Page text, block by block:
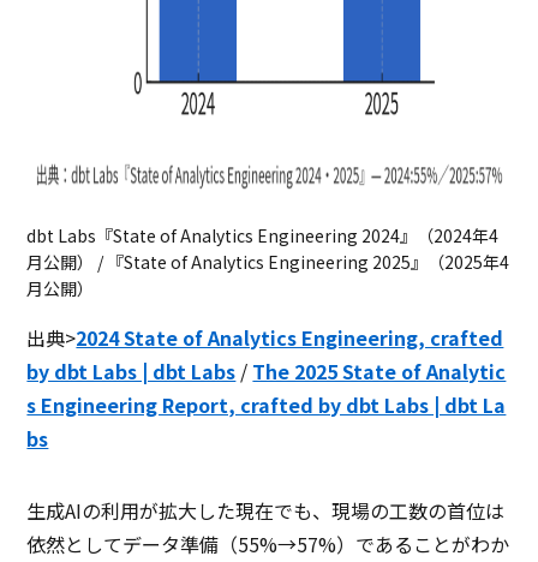
dbt Labs『State of Analytics Engineering 2024』（2024年4
月公開） / 『State of Analytics Engineering 2025』（2025年4
月公開）
出典>2024 State of Analytics Engineering, crafted
by dbt Labs | dbt Labs / The 2025 State of Analytic
s Engineering Report, crafted by dbt Labs | dbt La
bs
生成AIの利用が拡大した現在でも、現場の工数の首位は
依然としてデータ準備（55%→57%）であることがわか